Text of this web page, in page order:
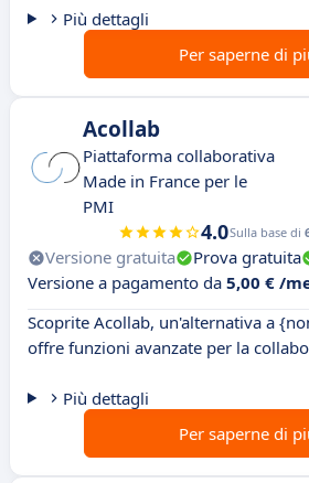
Più dettagli
Per saperne di
Acollab
Piattaforma collaborativa
Made in France per le
PMI
4.0Sulla base di
Versione gratuita Prova gratuita
Versione a pagamento da 5,00 € /
Scoprite Acollab, un'alternativa a
offre funzioni avanzate per la
Più dettagli
Per saperne di